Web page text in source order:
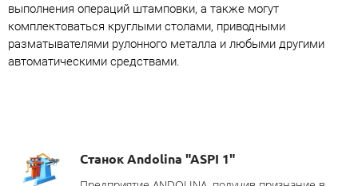
выполнения операций штамповки, а также могут
комплектоваться круглыми столами, приводными
разматывателями рулонного металла и любыми другими
автоматическими средствами.
Станок Andolina "ASPI 1"